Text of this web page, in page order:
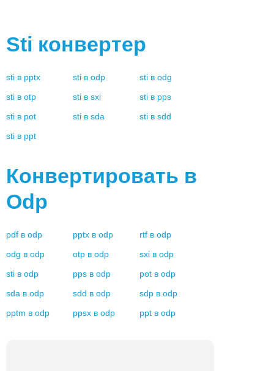
Sti конвертер
sti в pptx sti в odp sti в odg
sti в otp sti в sxi sti в pps
sti в pot sti в sda sti в sdd
sti в ppt
Конвертировать в
Odp
pdf в odp pptx в odp rtf в odp
odg в odp otp в odp sxi в odp
sti в odp pps в odp pot в odp
sda в odp sdd в odp sdp в odp
pptm в odp ppsx в odp ppt в odp